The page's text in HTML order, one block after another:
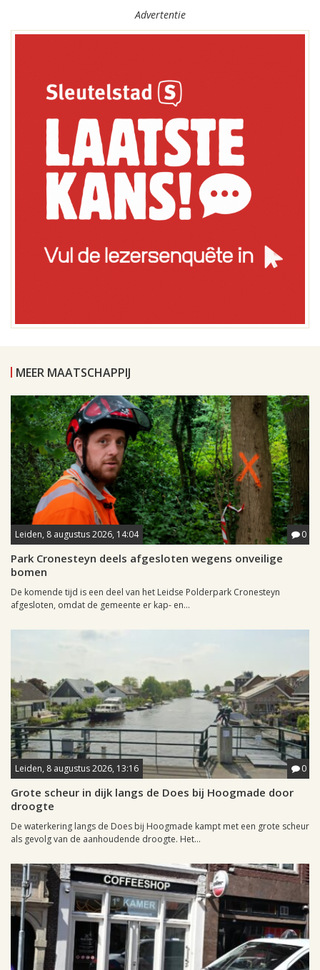
Advertentie
MEER MAATSCHAPPIJ
Leiden, 8 augustus 2026, 14:04 0
Park Cronesteyn deels afgesloten wegens onveilige
bomen
De komende tijd is een deel van het Leidse Polderpark Cronesteyn
afgesloten, omdat de gemeente er kap- en...
Leiden, 8 augustus 2026, 13:16 0
Grote scheur in dijk langs de Does bij Hoogmade door
droogte
De waterkering langs de Does bij Hoogmade kampt met een grote scheur
als gevolg van de aanhoudende droogte. Het...